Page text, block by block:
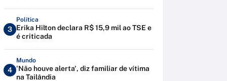
3
Política
Erika Hilton declara R$ 15,9 mil ao TSE e
é criticada
4
Mundo
'Não houve alerta', diz familiar de vítima
na Tailândia